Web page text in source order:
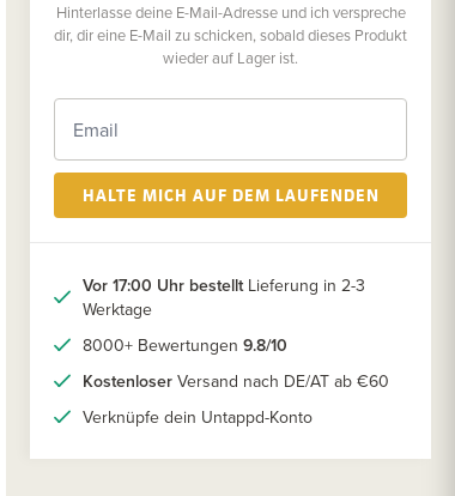
Hinterlasse deine E-Mail-Adresse und ich verspreche
dir, dir eine E-Mail zu schicken, sobald dieses Produkt
wieder auf Lager ist.
HALTE MICH AUF DEM LAUFENDEN
Vor 17:00 Uhr bestelltLieferung in 2-3
Werktage
8000+ Bewertungen 9.8/10
Kostenloser Versand nach DE/AT ab €60
Verknüpfe dein Untappd-Konto